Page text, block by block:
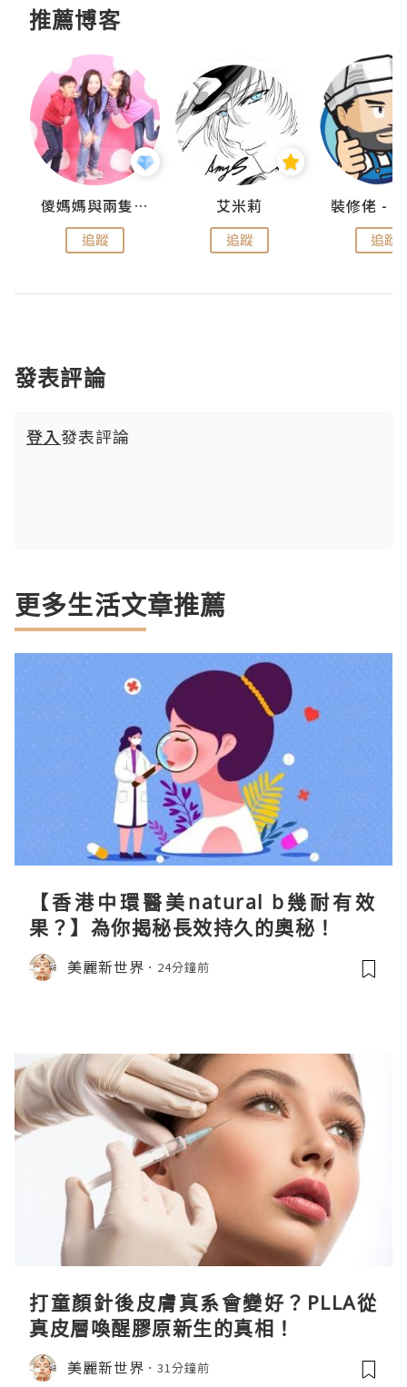
推薦博客
儍媽媽與兩隻小魔怪之家
追蹤
艾米莉
追蹤 追蹤
發表評論
登入發表評論
更多生活文章推薦
【香港中環醫美natural b幾耐有效
果？】為你揭秘長效持久的奧秘！
美麗新世界 24分鐘前
打童顏針後皮膚真系會變好？PLLA從
真皮層喚醒膠原新生的真相！
美麗新世界 31分鐘前